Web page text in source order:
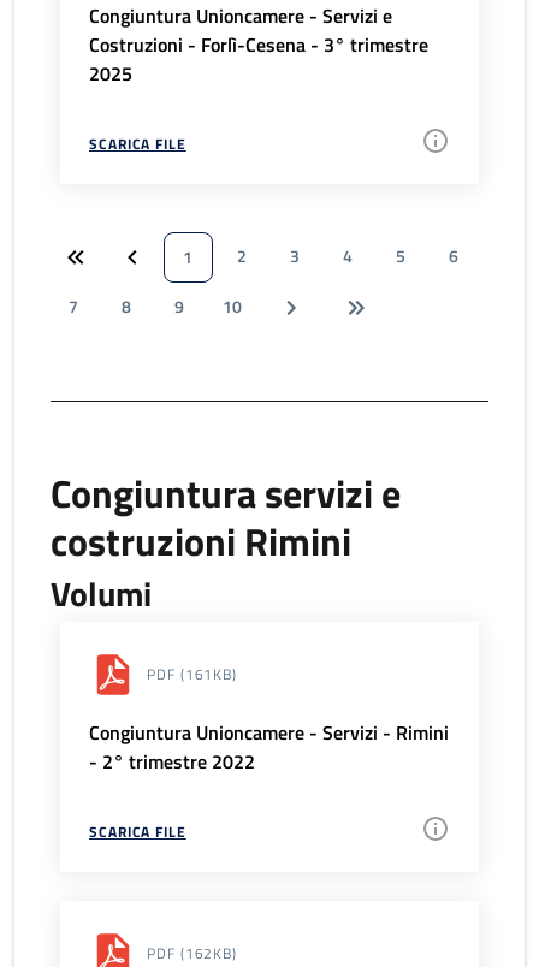
Congiuntura Unioncamere - Servizi e
Costruzioni - Forlì-Cesena - 3° trimestre
2025
SCARICA FILE
1 2 3 4 5
6
7
8 9 10
Congiuntura servizi e
costruzioni Rimini
Volumi
PDF (161KB)
Congiuntura Unioncamere - Servizi - Rimini
- 2° trimestre 2022
SCARICA FILE
PDF (162KB)